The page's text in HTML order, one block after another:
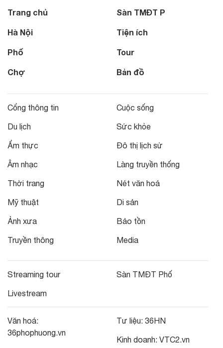
Trang chủ
Hà Nội
Phố
Chợ
Sàn TMĐT P
Tiện ích
Tour
Bản đồ
Cổng thông tin
Du lịch
Ẩm thực
Âm nhạc
Thời trang
Mỹ thuật
Ảnh xưa
Truyền thông
Cuộc sống
Sức khỏe
Đô thị lịch sử
Làng truyền thống
Nét văn hoá
Di sản
Bảo tồn
Media
Streaming tour
Livestream
Sàn TMĐT Phố
Văn hoá:
36phophuong.vn
Tư liệu: 36HN
Kinh doanh: VTC2.vn